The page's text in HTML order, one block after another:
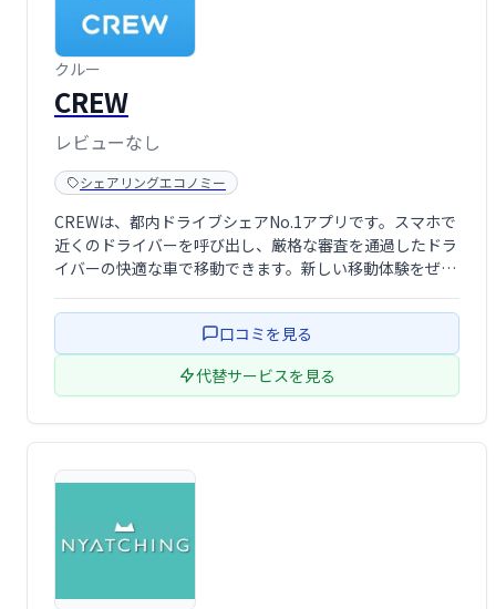
クルー
CREW
レビューなし
シェアリングエコノミー
CREWは、都内ドライブシェアNo.1アプリです。スマホで
近くのドライバーを呼び出し、厳格な審査を通過したドラ
イバーの快適な車で移動できます。新しい移動体験をぜひ
口コミを見る
代替サービスを見る